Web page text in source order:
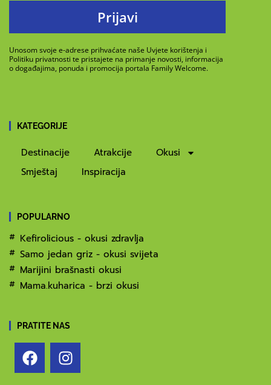
Prijavi
Unosom svoje e-adrese prihvaćate naše Uvjete korištenja i
Politiku privatnosti te pristajete na primanje novosti, informacija
o događajima, ponuda i promocija portala Family Welcome.
KATEGORIJE
Destinacije Atrakcije
Okusi
Smještaj
Inspiracija
POPULARNO
Kefirolicious - okusi zdravlja
Samo jedan griz - okusi svijeta
Marijini brašnasti okusi
Mama.kuharica - brzi okusi
PRATITE NAS